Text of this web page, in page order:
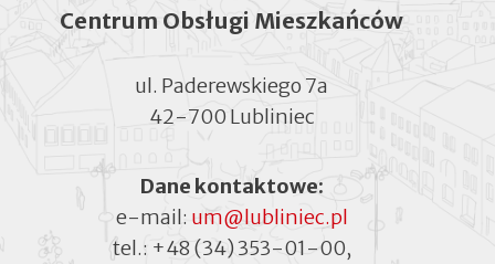
Centrum Obsługi Mieszkańców
ul. Paderewskiego 7a
42-700 Lubliniec
Dane kontaktowe:
e-mail: um@lubliniec.pl
tel.: +48 (34) 353-01-00,